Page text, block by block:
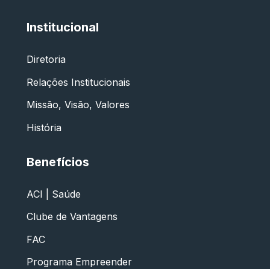
Institucional
Diretoria
Relações Institucionais
Missão, Visão, Valores
História
Benefícios
ACI | Saúde
Clube de Vantagens
FAC
Programa Empreender